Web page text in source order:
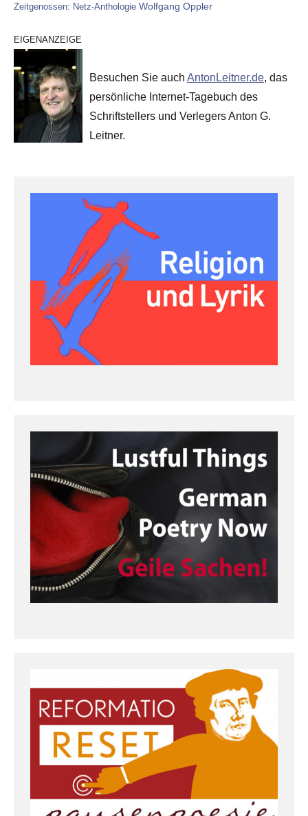
Zeitgenossen: Netz-Anthologie Wolfgang Oppler
EIGENANZEIGE
Besuchen Sie auch AntonLeitner.de, das
persönliche Internet-Tagebuch des
Schriftstellers und Verlegers Anton G.
Leitner.